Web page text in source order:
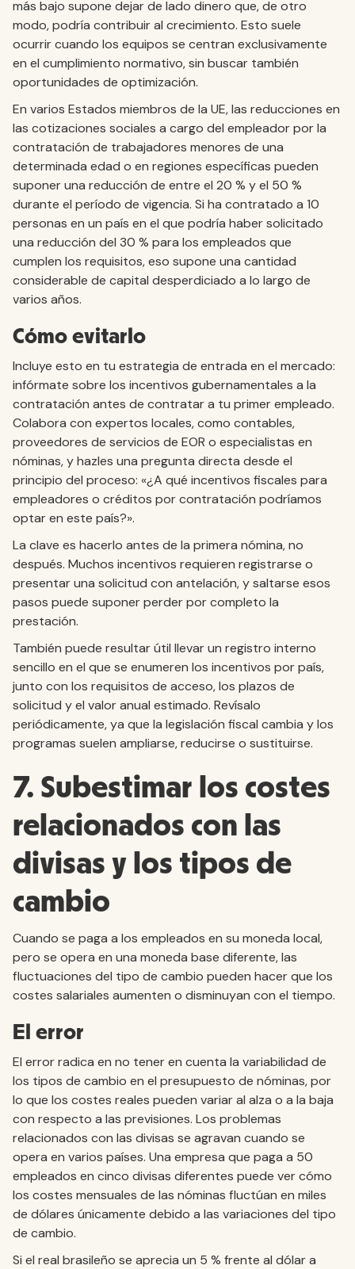
más bajo supone dejar de lado dinero que, de otro
modo, podría contribuir al crecimiento. Esto suele
ocurrir cuando los equipos se centran exclusivamente
en el cumplimiento normativo, sin buscar también
oportunidades de optimización.
En varios Estados miembros de la UE, las reducciones en
las cotizaciones sociales a cargo del empleador por la
contratación de trabajadores menores de una
determinada edad o en regiones específicas pueden
suponer una reducción de entre el 20 % y el 50 %
durante el período de vigencia. Si ha contratado a 10
personas en un país en el que podría haber solicitado
una reducción del 30 % para los empleados que
cumplen los requisitos, eso supone una cantidad
considerable de capital desperdiciado a lo largo de
varios años.
Cómo evitarlo
Incluye esto en tu estrategia de entrada en el mercado:
infórmate sobre los incentivos gubernamentales a la
contratación antes de contratar a tu primer empleado.
Colabora con expertos locales, como contables,
proveedores de servicios de EOR o especialistas en
nóminas, y hazles una pregunta directa desde el
principio del proceso: «¿A qué incentivos fiscales para
empleadores o créditos por contratación podríamos
optar en este país?».
La clave es hacerlo antes de la primera nómina, no
después. Muchos incentivos requieren registrarse o
presentar una solicitud con antelación, y saltarse esos
pasos puede suponer perder por completo la
prestación.
También puede resultar útil llevar un registro interno
sencillo en el que se enumeren los incentivos por país,
junto con los requisitos de acceso, los plazos de
solicitud y el valor anual estimado. Revísalo
periódicamente, ya que la legislación fiscal cambia y los
programas suelen ampliarse, reducirse o sustituirse.
7. Subestimar los costes
relacionados con las
divisas y los tipos de
cambio
Cuando se paga a los empleados en su moneda local,
pero se opera en una moneda base diferente, las
fluctuaciones del tipo de cambio pueden hacer que los
costes salariales aumenten o disminuyan con el tiempo.
El error
El error radica en no tener en cuenta la variabilidad de
los tipos de cambio en el presupuesto de nóminas, por
lo que los costes reales pueden variar al alza o a la baja
con respecto a las previsiones. Los problemas
relacionados con las divisas se agravan cuando se
opera en varios países. Una empresa que paga a 50
empleados en cinco divisas diferentes puede ver cómo
los costes mensuales de las nóminas fluctúan en miles
de dólares únicamente debido a las variaciones del tipo
de cambio.
Si el real brasileño se aprecia un 5 % frente al dólar a